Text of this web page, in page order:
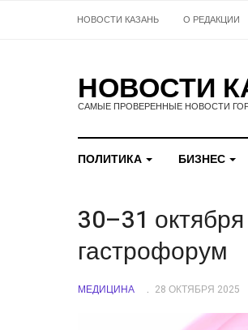
НОВОСТИ КАЗАНЬ О РЕДАКЦИИ
НОВОСТИ
САМЫЕ ПРОВЕРЕННЫЕ НОВОСТИ
ПОЛИТИКА БИЗНЕС
30–31
гастрофорум
МЕДИЦИНА 28 ОКТЯБРЯ 2025